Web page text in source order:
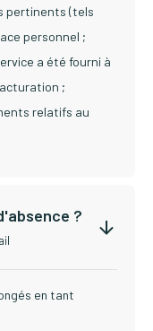
pertinents (tels
personnel ;
a été fourni à
;
relatifs au
?
en tant